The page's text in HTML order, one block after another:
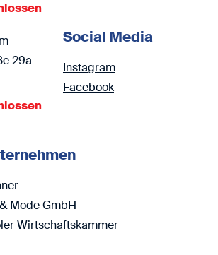
29a
Social Media
Instagram
Facebook
Mode GmbH
Wirtschaftskammer